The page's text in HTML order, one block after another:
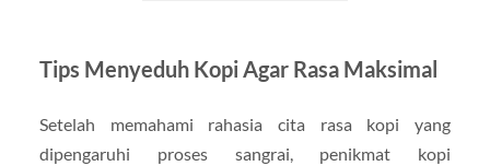
Tips Menyeduh Kopi Agar Rasa Maksimal
Setelah memahami rahasia cita rasa kopi yang
dipengaruhi proses sangrai, penikmat kopi